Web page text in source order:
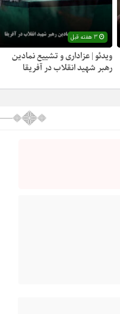
3 هفته قبل
ویدئو | عزاداری و تشییع نمادین
رهبر شهید انقلاب در آفریقا